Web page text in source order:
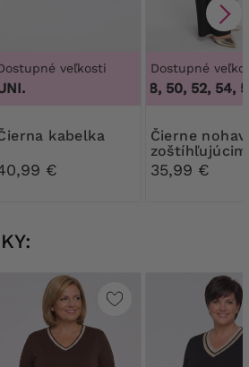
64 46, 48, 50, 52, 54, 56, 58,
veľkosti
Čierna kabelka
€
Dostupné
46, 48, 50, 52, 54,
Čierne nohavice so
zoštíhľujúcim
pásom
35,99 €